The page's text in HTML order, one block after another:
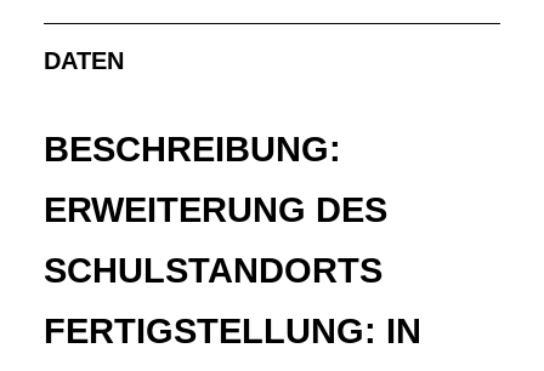
DATEN
BESCHREIBUNG:
ERWEITERUNG DES
SCHULSTANDORTS
FERTIGSTELLUNG: IN